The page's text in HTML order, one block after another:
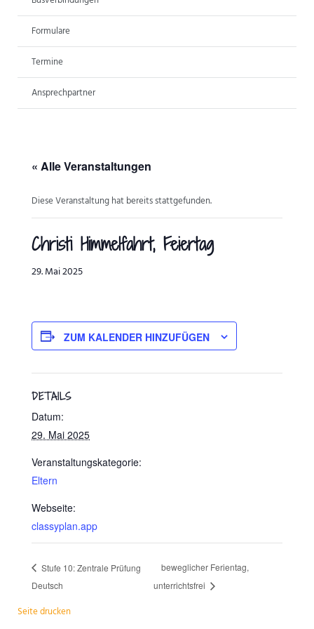
ANSPRECHPARTNER
Formulare
Termine
Ansprechpartner
« Alle Veranstaltungen
Diese Veranstaltung hat bereits stattgefunden.
Christi Himmelfahrt, Feiertag
29. Mai 2025
ZUM KALENDER HINZUFÜGEN
DETAILS
Datum:
29. Mai 2025
Veranstaltungskategorie:
Eltern
Webseite:
classyplan.app
Stufe 10: Zentrale Prüfung
Deutsch
beweglicher Ferientag,
unterrichtsfrei
Seite drucken